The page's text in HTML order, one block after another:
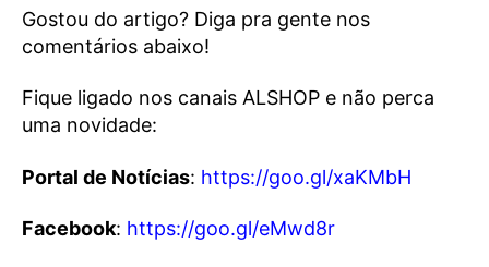
Gostou do artigo? Diga pra gente nos
comentários abaixo!
Fique ligado nos canais ALSHOP e não perca
uma novidade:
Portal de Notícias: https://goo.gl/xaKMbH
Facebook: https://goo.gl/eMwd8r